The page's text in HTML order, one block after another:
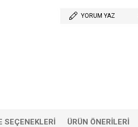
YORUM YAZ
SEÇENEKLERI ÜRÜN ÖNERILERI